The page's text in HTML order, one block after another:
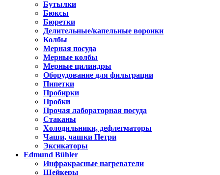
Бутылки
Бюксы
Бюретки
Делительные/капельные воронки
Колбы
Мерная посуда
Мерные колбы
Мерные цилиндры
Оборудование для фильтрации
Пипетки
Пробирки
Пробки
Прочая лабораторная посуда
Стаканы
Холодильники, дефлегматоры
Чаши, чашки Петри
Эксикаторы
Edmund Bühler
Инфракрасные нагреватели
Шейкеры